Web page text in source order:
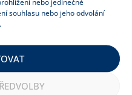
nebo jedinečné
souhlasu nebo jeho odvolání
vodu
umístěte
Připevněte
Veškerý
minut dostane
vysávání.